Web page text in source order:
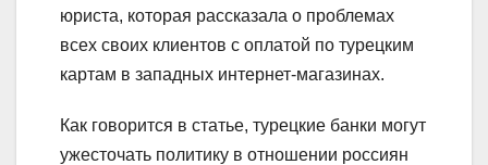
юриста, которая рассказала о проблемах
всех своих клиентов с оплатой по турецким
картам в западных интернет-магазинах.
Как говорится в статье, турецкие банки могут
ужесточать политику в отношении россиян